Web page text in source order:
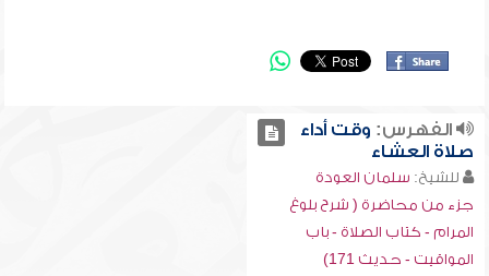
الفهرس: وقت أداء
صلاة العشاء
للشيخ: سلمان العودة
جزء من محاضرة ( شرح بلوغ
المرام - كتاب الصلاة - باب
المواقيت - حديث 171)